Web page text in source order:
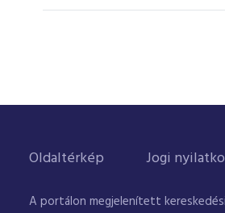
Oldaltérkép Jogi
A portálon megjelenített